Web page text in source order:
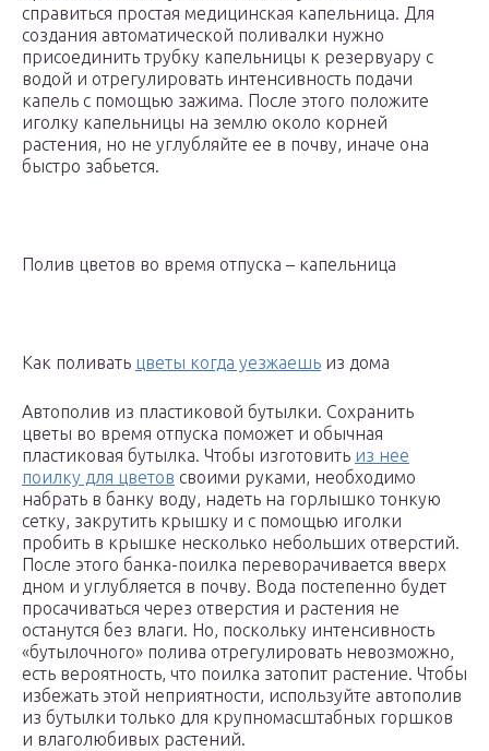
справиться простая медицинская капельница. Для
создания автоматической поливалки нужно
присоединить трубку капельницы к резервуару с
водой и отрегулировать интенсивность подачи
капель с помощью зажима. После этого положите
иголку капельницы на землю около корней
растения, но не углубляйте ее в почву, иначе она
быстро забьется.
Полив цветов во время отпуска – капельница
Как поливать цветы когда уезжаешь из дома
Автополив из пластиковой бутылки. Сохранить
цветы во время отпуска поможет и обычная
пластиковая бутылка. Чтобы изготовить из нее
поилку для цветов своими руками, необходимо
набрать в банку воду, надеть на горлышко тонкую
сетку, закрутить крышку и с помощью иголки
пробить в крышке несколько небольших отверстий.
После этого банка-поилка переворачивается вверх
дном и углубляется в почву. Вода постепенно будет
просачиваться через отверстия и растения не
останутся без влаги. Но, поскольку интенсивность
«бутылочного» полива отрегулировать невозможно,
есть вероятность, что поилка затопит растение. Чтобы
избежать этой неприятности, используйте автополив
из бутылки только для крупномасштабных горшков
и влаголюбивых растений.